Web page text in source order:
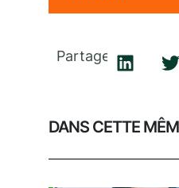
Partager
DANS CETTE